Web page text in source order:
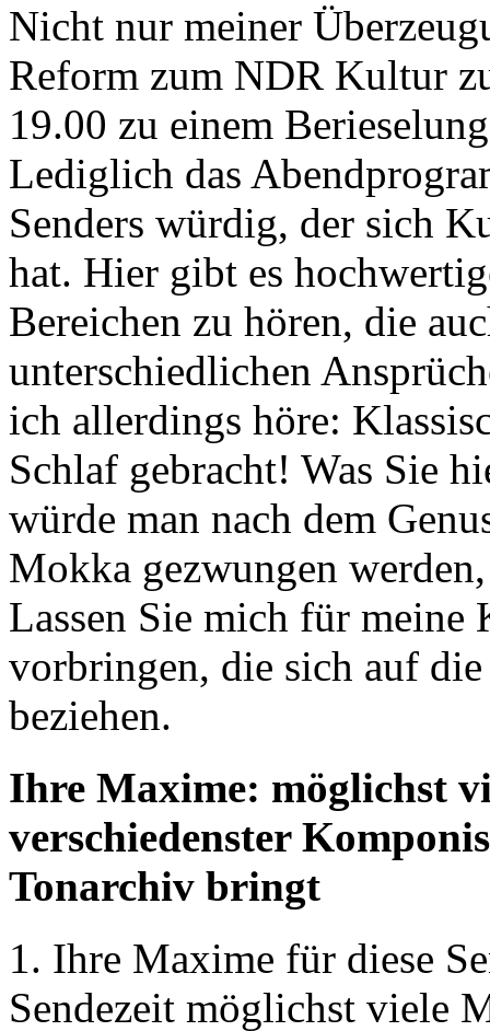
Nicht nur meiner
Reform zum NDR Kultur
19.00 zu einem
Lediglich das
Senders würdig, der sich
hat. Hier gibt es
Bereichen zu hören, die
unterschiedlichen
ich allerdings höre:
Schlaf gebracht! Was Sie
würde man nach dem
Mokka gezwungen
Lassen Sie mich für
vorbringen, die sich auf
beziehen.
Ihre Maxime: möglichst
verschiedenster
Tonarchiv bringt
1. Ihre Maxime für diese
Sendezeit möglichst viele